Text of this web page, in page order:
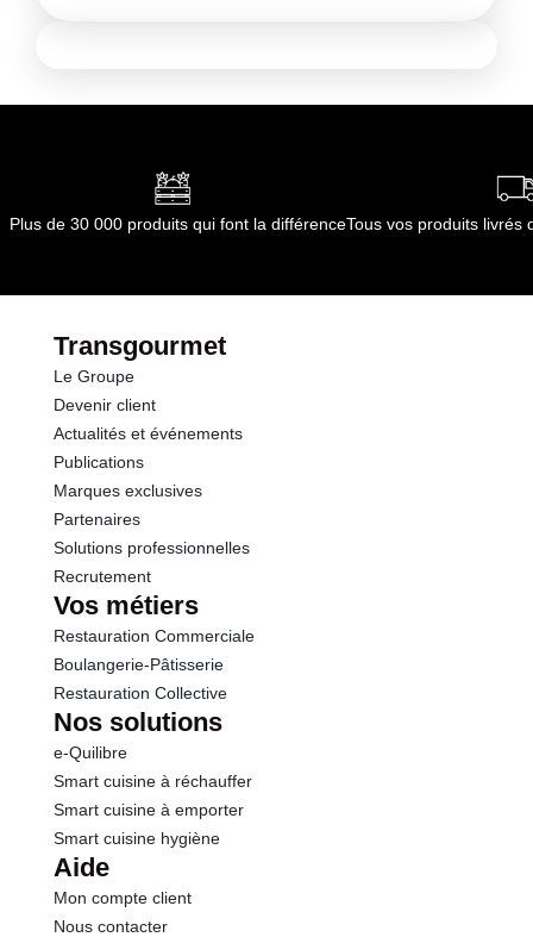
Plus de 30 000 produits qui font la différenceTous vos produits livrés
Transgourmet
Le Groupe
Devenir client
Actualités et événements
Publications
Marques exclusives
Partenaires
Solutions professionnelles
Recrutement
Vos métiers
Restauration Commerciale
Boulangerie-Pâtisserie
Restauration Collective
Nos solutions
e-Quilibre
Smart cuisine à réchauffer
Smart cuisine à emporter
Smart cuisine hygiène
Aide
Mon compte client
Nous contacter